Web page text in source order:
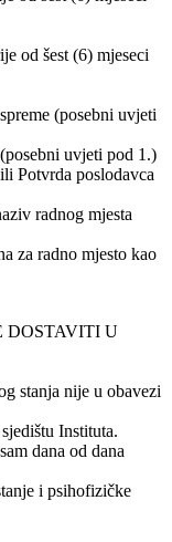
od šest (6) mjeseci
(posebni uvjeti
uvjeti pod 1.)
Potvrda poslodavca
radnog mjesta
za radno mjesto kao
DOSTAVITI U
stanja nije u obavezi
Instituta.
dana od dana
i psihofizičke